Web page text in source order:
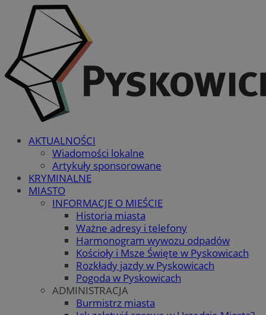
AKTUALNOŚCI
Wiadomości lokalne
Artykuły sponsorowane
KRYMINALNE
MIASTO
INFORMACJE O MIEŚCIE
Historia miasta
Ważne adresy i telefony
Harmonogram wywozu odpadów
Kościoły i Msze Święte w Pyskowicach
Rozkłady jazdy w Pyskowicach
Pogoda w Pyskowicach
ADMINISTRACJA
Burmistrz miasta